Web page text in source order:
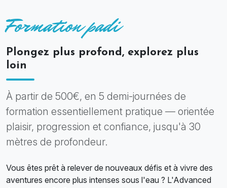
Formation padi
Plongez plus profond, explorez plus
loin
À partir de 500€, en 5 demi-journées de
formation essentiellement pratique — orientée
plaisir, progression et confiance, jusqu'à 30
mètres de profondeur.
Vous êtes prêt à relever de nouveaux défis et à vivre des
aventures encore plus intenses sous l'eau ? L'Advanced